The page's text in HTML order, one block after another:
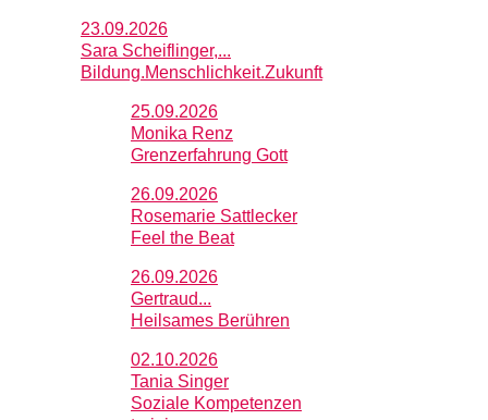
23.09.2026
Sara Scheiflinger,...
Bildung.Menschlichkeit.Zukunft
25.09.2026
Monika Renz
Grenzerfahrung Gott
26.09.2026
Rosemarie Sattlecker
Feel the Beat
26.09.2026
Gertraud...
Heilsames Berühren
02.10.2026
Tania Singer
Soziale Kompetenzen